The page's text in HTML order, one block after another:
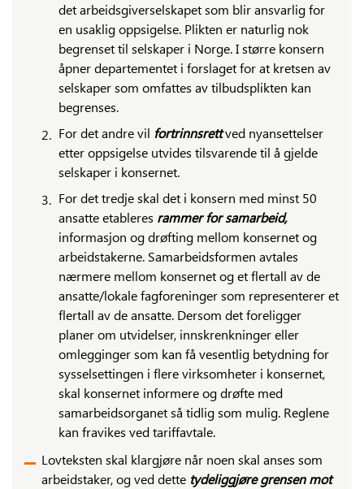
det arbeidsgiverselskapet som blir ansvarlig for
en usaklig oppsigelse. Plikten er naturlig nok
begrenset til selskaper i Norge. I større konsern
åpner departementet i forslaget for at kretsen av
selskaper som omfattes av tilbudsplikten kan
begrenses.
For det andre vil fortrinnsrettved nyansettelser
etter oppsigelse utvides tilsvarende til å gjelde
selskaper i konsernet.
For det tredje skal det i konsern med minst 50
ansatte etableres rammer for samarbeid,
informasjon og drøfting mellom konsernet og
arbeidstakerne. Samarbeidsformen avtales
nærmere mellom konsernet og et flertall av de
ansatte/lokale fagforeninger som representerer et
flertall av de ansatte. Dersom det foreligger
planer om utvidelser, innskrenkninger eller
omlegginger som kan få vesentlig betydning for
sysselsettingen i flere virksomheter i konsernet,
skal konsernet informere og drøfte med
samarbeidsorganet så tidlig som mulig. Reglene
kan fravikes ved tariffavtale.
Lovteksten skal klargjøre når noen skal anses som
arbeidstaker, og ved dette tydeliggjøre grensen mot